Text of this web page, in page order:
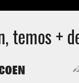
, temos +